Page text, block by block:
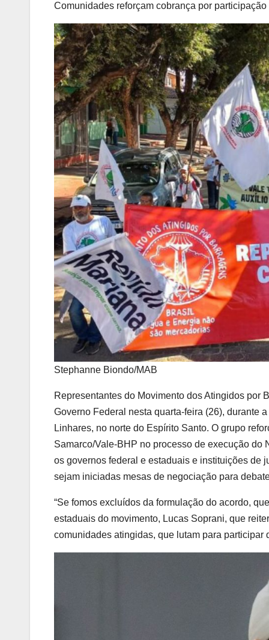
Comunidades reforçam cobrança por
Stephanne Biondo/MAB
Representantes do Movimento dos Atingidos por
Governo Federal nesta quarta-feira (26), durante
Linhares, no norte do Espírito Santo. O grupo
Samarco/Vale-BHP no processo de execução do
os governos federal e estaduais e instituições de
sejam iniciadas mesas de negociação para
“Se fomos excluídos da formulação do acordo,
estaduais do movimento, Lucas Soprani, que
comunidades atingidas, que lutam para participar